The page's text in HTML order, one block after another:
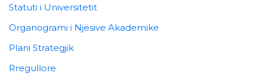
Statuti i Universitetit
Organogrami i Njësive Akademike
Plani Strategjik
Rregullore